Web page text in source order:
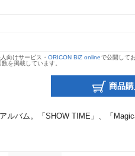
向けサービス・ ORICON BiZ onlineで公開して
を掲載しています。
商品購
ルバム。「SHOW TIME」、「